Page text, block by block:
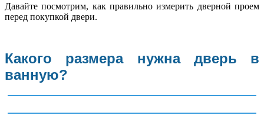
Давайте посмотрим, как правильно измерить дверной проем
перед покупкой двери.
Какого размера нужна дверь в
ванную?